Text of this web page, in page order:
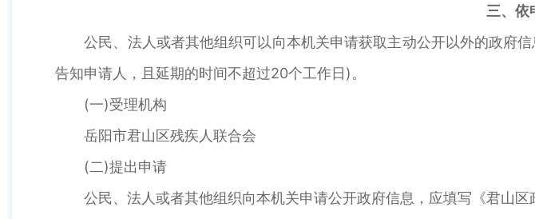
三、依
公民、法人或者其他组织可以向本机关申请获取主动公开以外的政府
告知申请人，且延期的时间不超过20个工作日)。
(一)受理机构
岳阳市君山区残疾人联合会
(二)提出申请
公民、法人或者其他组织向本机关申请公开政府信息，应填写《君山区